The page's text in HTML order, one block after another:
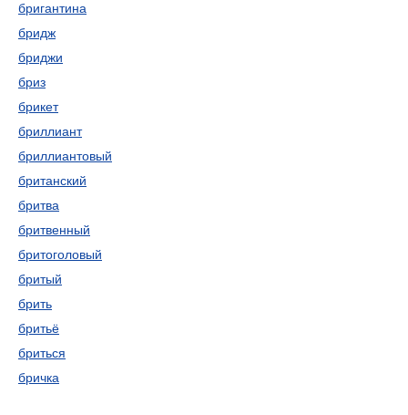
бригантина
бридж
бриджи
бриз
брикет
бриллиант
бриллиантовый
британский
бритва
бритвенный
бритоголовый
бритый
брить
бритьё
бриться
бричка